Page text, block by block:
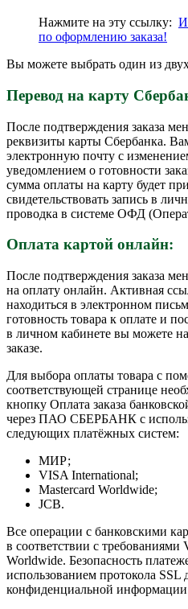
Нажмите на эту ссылку:
по оформлению заказа!
Вы можете выбрать один из
Перевод на карту
После подтверждения заказа
реквизиты карты Сбербанка.
электронную почту с
уведомлением о готовности
сумма оплаты на карту будет
свидетельствовать запись в
проводка в системе ОФД
Оплата картой онлайн:
После подтверждения заказа
на оплату онлайн. Активная
находиться в электронном
готовность товара к оплате и
в личном кабинете вы можете
заказе.
Для выбора оплаты товара с
соответствующей странице
кнопку Оплата заказа
через ПАО СБЕРБАНК с
следующих платёжных систем:
МИР;
VISA International;
Mastercard Worldwide;
JCB.
Все операции с банковскими
в соответствии с
Worldwide. Безопасность
использованием протокола SSL
конфиденциальной